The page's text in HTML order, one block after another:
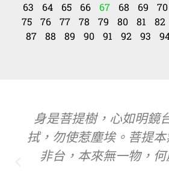
63
64 65 66 67 68 69 70
75
76 77 78 79 80 81 82
87
88 89 90 91 92 93
身是菩提樹，心如明鏡
拭，勿使惹塵埃。菩提
非台，本來無一物，何